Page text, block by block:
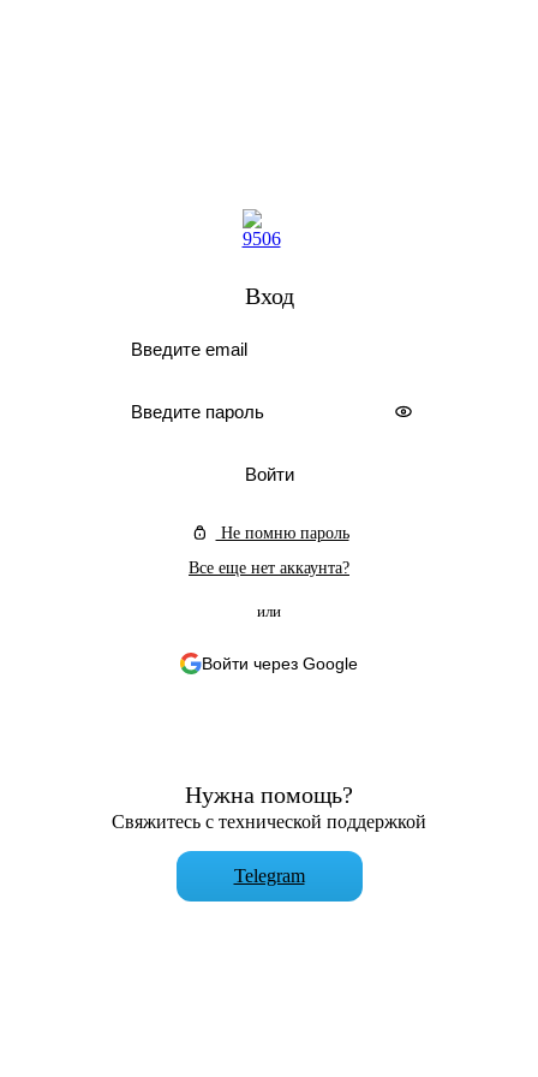
Вход
Войти
Не помню пароль
Все еще нет аккаунта?
или
Войти через Google
Нужна помощь?
Свяжитесь с технической поддержкой
Telegram